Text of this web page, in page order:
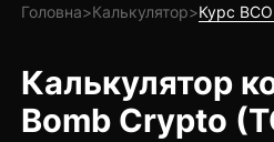
Головна>Калькулятор>Курс
Калькулятор
Bomb Crypto